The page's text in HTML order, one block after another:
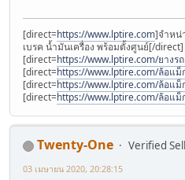
[direct=https://www.lptire.com]จำหน่
เบรค น้ำมันเครื่อง พร้อมตั้งศูนย์[/direct]
[direct=https://www.lptire.com/ยางร
[direct=https://www.lptire.com/ล้อแ
[direct=https://www.lptire.com/ล้อแ
[direct=https://www.lptire.com/ล้อแ
Twenty-One
Verified
03 เมษายน 2020, 20:28:15